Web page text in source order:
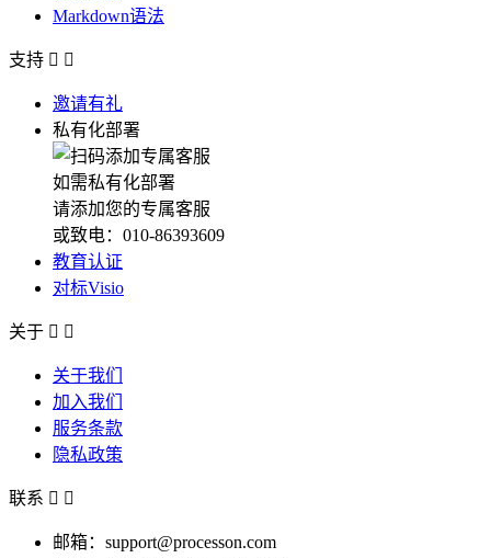
Markdown语法
支持  
邀请有礼
私有化部署
如需私有化部署
请添加您的专属客服
或致电：010-86393609
教育认证
对标Visio
关于  
关于我们
加入我们
服务条款
隐私政策
联系  
邮箱：support@processon.com